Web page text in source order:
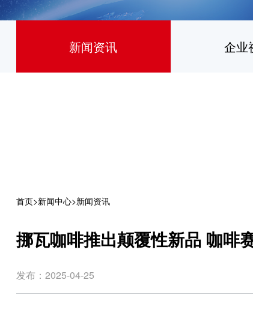
新闻资讯 企业
首页>新闻中心>新闻资讯
挪瓦咖啡推出颠覆性新品 咖啡
发布：2025-04-25